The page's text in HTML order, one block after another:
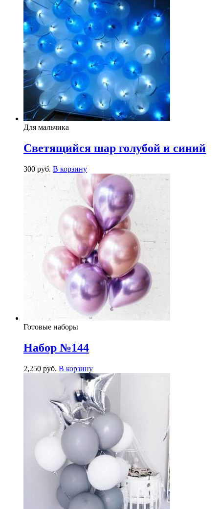
Для мальчика
Светящийся шар голубой и синий
300 руб. В корзину
Готовые наборы
Набор №144
2,250 руб. В корзину